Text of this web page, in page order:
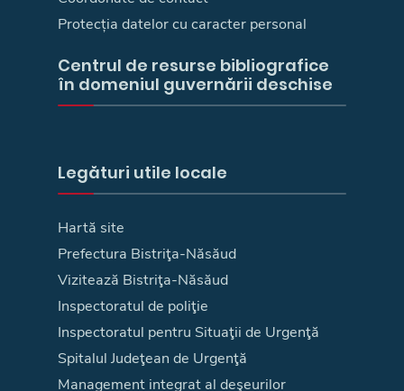
Protecția datelor cu caracter personal
Centrul de resurse bibliografice
în domeniul guvernării deschise
Legături utile locale
Hartă site
Prefectura Bistriţa-Năsăud
Vizitează Bistriţa-Năsăud
Inspectoratul de poliţie
Inspectoratul pentru Situaţii de Urgenţă
Spitalul Judeţean de Urgenţă
Management integrat al deşeurilor